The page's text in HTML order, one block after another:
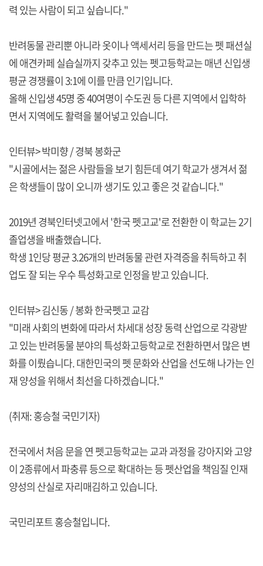
력 있는 사람이 되고 싶습니다."
반려동물 관리뿐 아니라 옷이나 액세서리 등을 만드는 펫 패션실
에 애견카페 실습실까지 갖추고 있는 펫고등학교는 매년 신입생
평균 경쟁률이 3:1에 이를 만큼 인기입니다.
올해 신입생 45명 중 40여명이 수도권 등 다른 지역에서 입학하
면서 지역에도 활력을 불어넣고 있습니다.
인터뷰> 박미향 / 경북 봉화군
"시골에서는 젊은 사람들을 보기 힘든데 여기 학교가 생겨서 젊
은 학생들이 많이 오니까 생기도 있고 좋은 것 같습니다."
2019년 경북인터넷고에서 '한국 펫고교'로 전환한 이 학교는 2기
졸업생을 배출했습니다.
학생 1인당 평균 3.26개의 반려동물 관련 자격증을 취득하고 취
업도 잘 되는 우수 특성화고로 인정을 받고 있습니다.
인터뷰> 김신동 / 봉화 한국펫고 교감
"미래 사회의 변화에 따라서 차세대 성장 동력 산업으로 각광받
고 있는 반려동물 분야의 특성화고등학교로 전환하면서 많은 변
화를 이뤘습니다. 대한민국의 펫 문화와 산업을 선도해 나가는 인
재 양성을 위해서 최선을 다하겠습니다."
(취재: 홍승철 국민기자)
전국에서 처음 문을 연 펫고등학교는 교과 과정을 강아지와 고양
이 2종류에서 파충류 등으로 확대하는 등 펫산업을 책임질 인재
양성의 산실로 자리매김하고 있습니다.
국민리포트 홍승철입니다.